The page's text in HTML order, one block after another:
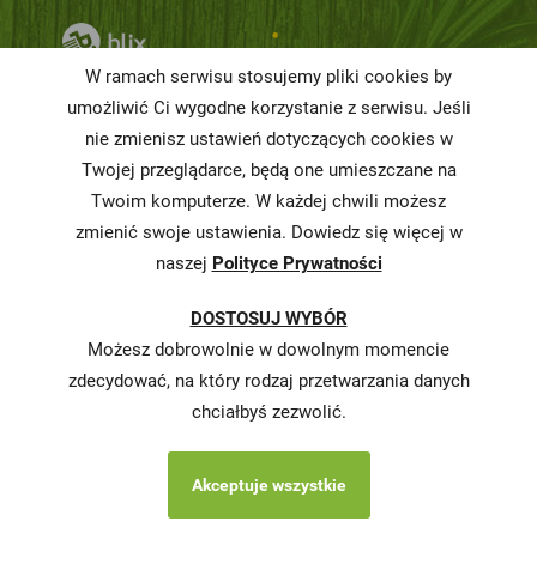
żywności
Informacja o
realizowanej
strategii
podatkowej
Karty
Butelkomaty
W ramach serwisu stosujemy pliki cookies by
umożliwić Ci wygodne korzystanie z serwisu. Jeśli
nie zmienisz ustawień dotyczących cookies w
Twojej przeglądarce, będą one umieszczane na
Twoim komputerze. W każdej chwili możesz
zmienić swoje ustawienia. Dowiedz się więcej w
naszej Polityce Prywatności
DOSTOSUJ WYBÓR
Możesz dobrowolnie w dowolnym momencie
zdecydować, na który rodzaj przetwarzania danych
chciałbyś zezwolić.
Akceptuje wszystkie